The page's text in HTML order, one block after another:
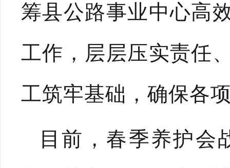
筹县公路事业中心高
工作，层层压实责任
工筑牢基础，确保各
目前，春季养护会